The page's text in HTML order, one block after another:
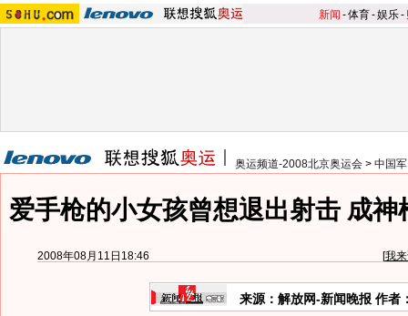
新闻 -体育-娱乐-
奥运频道-2008北京奥运会 > 中国
爱手枪的小女孩曾想退出射击 成神
2008年08月11日18:46 [我
来源：解放网-新闻晚报 作者